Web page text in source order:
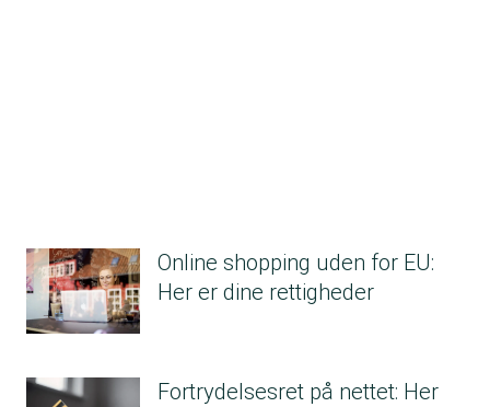
Online shopping uden for EU:
Her er dine rettigheder
Fortrydelsesret på nettet: Her